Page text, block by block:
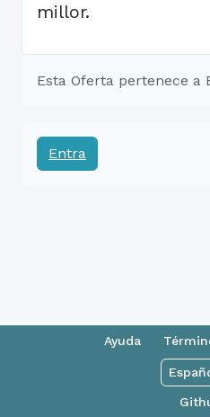
millor.
Esta Oferta pertenece a
Entra
Ayuda